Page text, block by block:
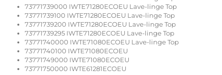
73771739000 IWTE71280ECOEU Lave-linge Top
73771739100 IWTE71280ECOEU Lave-linge Top
73771739200 IWTE71280ECOEU Lave-linge Top
73771739295 IWTE71280ECOEU Lave-linge Top
73771740000 IWTE71080ECOEU Lave-linge Top
73771740100 IWTE71080ECOEU
73771749000 IWTE71080ECOEU
73771750000 IWTE61281ECOEU